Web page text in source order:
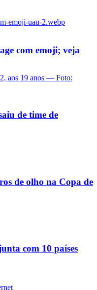
com emoji; veja
de time de
de olho na Copa de
com 10 países